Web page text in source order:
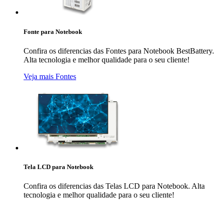
Fonte para Notebook
Confira os diferencias das Fontes para Notebook BestBattery.
Alta tecnologia e melhor qualidade para o seu cliente!
Veja mais Fontes
Tela LCD para Notebook
Confira os diferencias das Telas LCD para Notebook. Alta
tecnologia e melhor qualidade para o seu cliente!